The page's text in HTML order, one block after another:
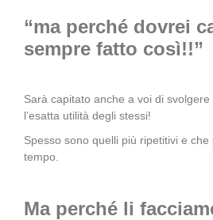
“ma perché dovrei
sempre fatto così!!”
Sarà capitato anche a voi di
l’esatta utilità degli stessi!
Spesso sono quelli più ripetitivi e
tempo.
Ma perché li